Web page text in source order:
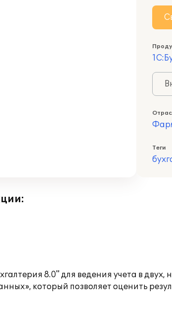
Теги
8.0" для ведения учета в
который позволяет оценить